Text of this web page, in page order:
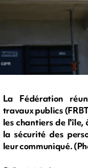
La Fédération
travaux publics
les chantiers de l'île,
la sécurité des
leur communiqué.